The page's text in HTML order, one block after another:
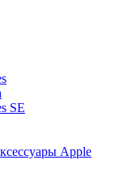
SE
Apple